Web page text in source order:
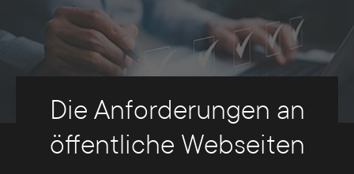
Die Anforderungen an
öffentliche Webseiten